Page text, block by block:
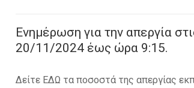
Ενημέρωση για την απεργία
20/11/2024 έως ώρα 9:15.
Δείτε ΕΔΩ τα ποσοστά της απεργίας